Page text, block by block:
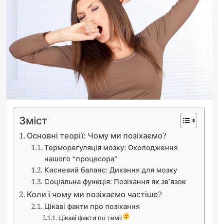
Зміст
Основні теорії: Чому ми позіхаємо?
Терморегуляція мозку: Охолодження
нашого “процесора”
Кисневий баланс: Дихання для мозку
Соціальна функція: Позіхання як зв’язок
Коли і чому ми позіхаємо частіше?
Цікаві факти про позіхання
Цікаві факти по темі: